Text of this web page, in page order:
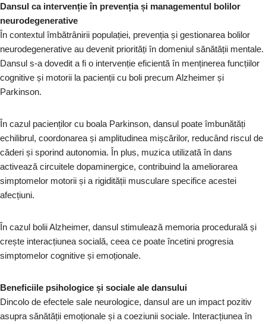
Dansul ca intervenție în prevenția și managementul bolilor
neurodegenerative
În contextul îmbătrânirii populației, prevenția și gestionarea bolilor
neurodegenerative au devenit priorități în domeniul sănătății mentale.
Dansul s-a dovedit a fi o intervenție eficientă în menținerea funcțiilor
cognitive și motorii la pacienții cu boli precum Alzheimer și
Parkinson.
În cazul pacienților cu boala Parkinson, dansul poate îmbunătăți
echilibrul, coordonarea și amplitudinea mișcărilor, reducând riscul de
căderi și sporind autonomia. În plus, muzica utilizată în dans
activează circuitele dopaminergice, contribuind la ameliorarea
simptomelor motorii și a rigidității musculare specifice acestei
afecțiuni.
În cazul bolii Alzheimer, dansul stimulează memoria procedurală și
crește interacțiunea socială, ceea ce poate încetini progresia
simptomelor cognitive și emoționale.
Beneficiile psihologice și sociale ale dansului
Dincolo de efectele sale neurologice, dansul are un impact pozitiv
asupra sănătății emoționale și a coeziunii sociale. Interacțiunea în